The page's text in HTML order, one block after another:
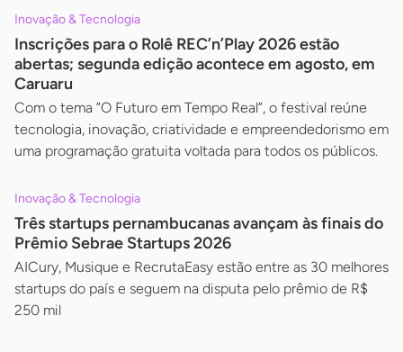
Inovação & Tecnologia
Inscrições para o Rolê REC’n’Play 2026 estão
abertas; segunda edição acontece em agosto, em
Caruaru
Com o tema ”O Futuro em Tempo Real”, o festival reúne
tecnologia, inovação, criatividade e empreendedorismo em
uma programação gratuita voltada para todos os públicos.
Inovação & Tecnologia
Três startups pernambucanas avançam às finais do
Prêmio Sebrae Startups 2026
AICury, Musique e RecrutaEasy estão entre as 30 melhores
startups do país e seguem na disputa pelo prêmio de R$
250 mil